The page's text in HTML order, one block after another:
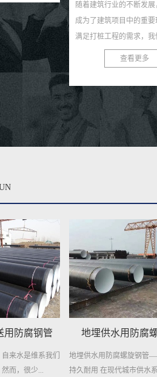
展，打桩工程
要环节。为了
我们推出了高
桩管用螺旋钢
多
螺旋钢管：基建与工业的
旋钢管又称螺旋缝焊管，
钢卷为原料，经常温螺旋
自动双丝双面埋弧焊制成
材，焊缝呈连续螺旋状，
查看更多
螺旋钢管
管——高效稳定，
水系统中...
城市供水用螺
城市供水用螺旋钢管：现代
柱 在现代城市的快速发展